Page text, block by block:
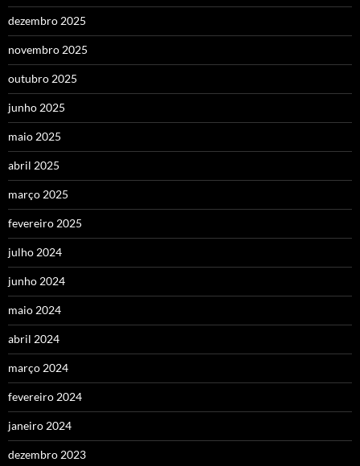
dezembro 2025
novembro 2025
outubro 2025
junho 2025
maio 2025
abril 2025
março 2025
fevereiro 2025
julho 2024
junho 2024
maio 2024
abril 2024
março 2024
fevereiro 2024
janeiro 2024
dezembro 2023